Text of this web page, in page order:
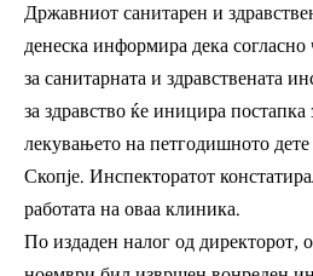
Државниот санитарен и
денеска информира дека согласно
за санитарната и здравствената
за здравство ќе иницира постапка
лекувањето на петгодишното
Скопје. Инспекторатот
работата на оваа клиника.
По издаден налог од директорот,